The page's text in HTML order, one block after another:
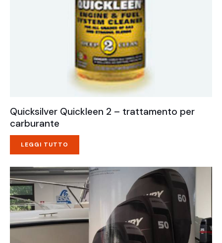
Quicksilver Quickleen 2 – trattamento per
carburante
LEGGI TUTTO